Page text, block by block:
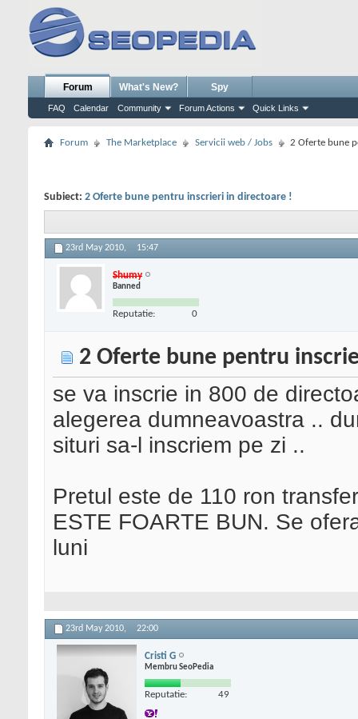
Forum
FAQ Calendar Community Forum Actions Quick Links
What's New? Spy
Forum The Marketplace Servicii web / Jobs 2 Oferte bune
Subiect: 2 Oferte bune pentru inscrieri in directoare !
23rd May 2010, 15:47
Shumy
Banned
Reputatie: 0
2 Oferte bune pentru
se va inscrie in 800 de
alegerea dumneavoastra ..
situri sa-l inscriem pe zi ..
Pretul este de 110 ron
ESTE FOARTE BUN. Se
luni
23rd May 2010, 22:00
Cristi G
Membru SeoPedia
Reputatie: 49